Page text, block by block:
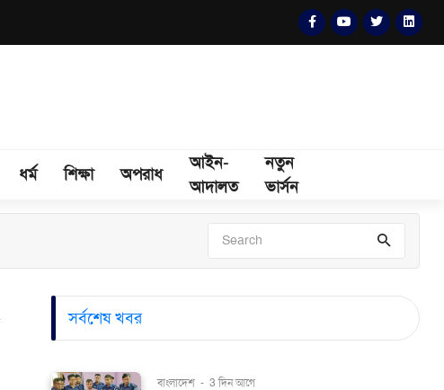
ধর্ম শিক্ষা অপরাধ
আইন-
আদালত
নতুন
ভার্সন
সর্বশেষ খবর
বাংলাদেশ - 3 দিন আগে